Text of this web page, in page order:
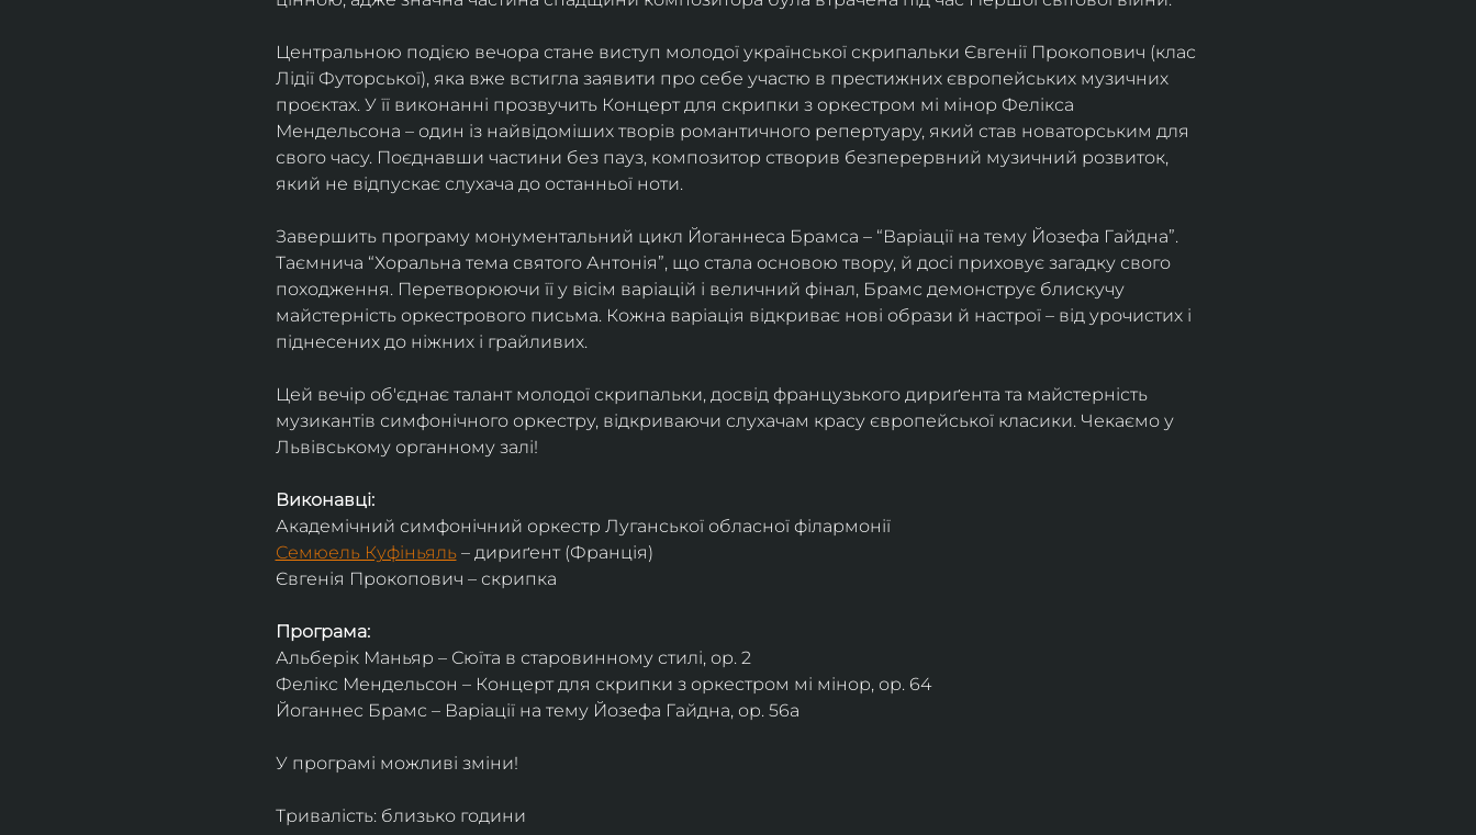
Центральною подією вечора стане виступ молодої української скрипальки Євгенії Прокопович (клас
Лідії Футорської), яка вже встигла заявити про себе участю в престижних європейських музичних
проєктах. У її виконанні прозвучить Концерт для скрипки з оркестром мі мінор Фелікса
Мендельсона – один із найвідоміших творів романтичного репертуару, який став новаторським для
свого часу. Поєднавши частини без пауз, композитор створив безперервний музичний розвиток,
який не відпускає слухача до останньої ноти.
Завершить програму монументальний цикл Йоганнеса Брамса – “Варіації на тему Йозефа Гайдна”.
Таємнича “Хоральна тема святого Антонія”, що стала основою твору, й досі приховує загадку свого
походження. Перетворюючи її у вісім варіацій і величний фінал, Брамс демонструє блискучу
майстерність оркестрового письма. Кожна варіація відкриває нові образи й настрої – від урочистих і
піднесених до ніжних і грайливих.
Цей вечір об'єднає талант молодої скрипальки, досвід французького дириґента та майстерність
музикантів симфонічного оркестру, відкриваючи слухачам красу європейської класики. Чекаємо у
Львівському органному залі!
Виконавці:
Академічний симфонічний оркестр Луганської обласної філармонії
Семюель Куфіньяль – дириґент (Франція)
Євгенія Прокопович – скрипка
Програма:
Альберік Маньяр – Сюїта в старовинному стилі, ор. 2
Фелікс Мендельсон – Концерт для скрипки з оркестром мі мінор, ор. 64
Йоганнес Брамс – Варіації на тему Йозефа Гайдна, ор. 56a
У програмі можливі зміни!
Тривалість: близько години